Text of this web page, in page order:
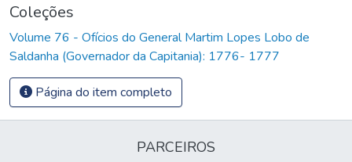
Coleções
Volume 76 - Ofícios do General Martim Lopes Lobo de
Saldanha (Governador da Capitania): 1776- 1777
Página do item completo
PARCEIROS